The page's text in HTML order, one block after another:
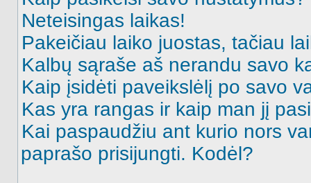
Neteisingas laikas!
Pakeičiau laiko juostas, tačiau
Kalbų sąraše aš nerandu savo
Kaip įsidėti paveikslėlį po savo
Kas yra rangas ir kaip man jį
Kai paspaudžiu ant kurio nors
paprašo prisijungti. Kodėl?